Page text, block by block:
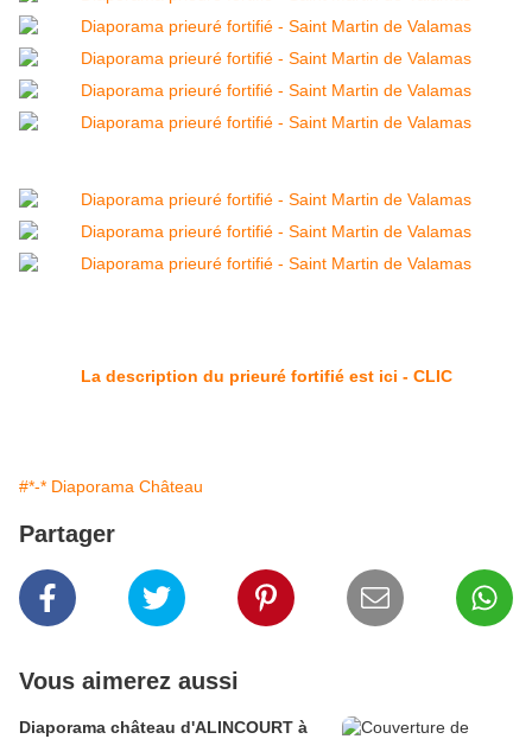
La description du prieuré fortifié est ici - CLIC
#*-* Diaporama Château
Partager
Vous aimerez aussi
Diaporama château d'ALINCOURT à